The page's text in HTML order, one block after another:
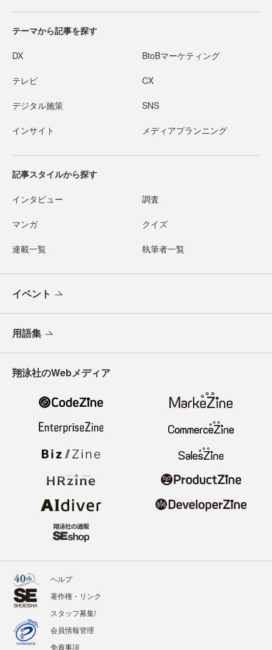
テーマから記事を探す
DX BtoBマーケティング
テレビ CX
デジタル施策 SNS
インサイト メディアプランニング
記事スタイルから探す
インタビュー 調査
マンガ クイズ
連載一覧 執筆者一覧
イベント
用語集
翔泳社のWebメディア
ヘルプ
著作権・リンク
スタッフ募集!
会員情報管理
免責事項